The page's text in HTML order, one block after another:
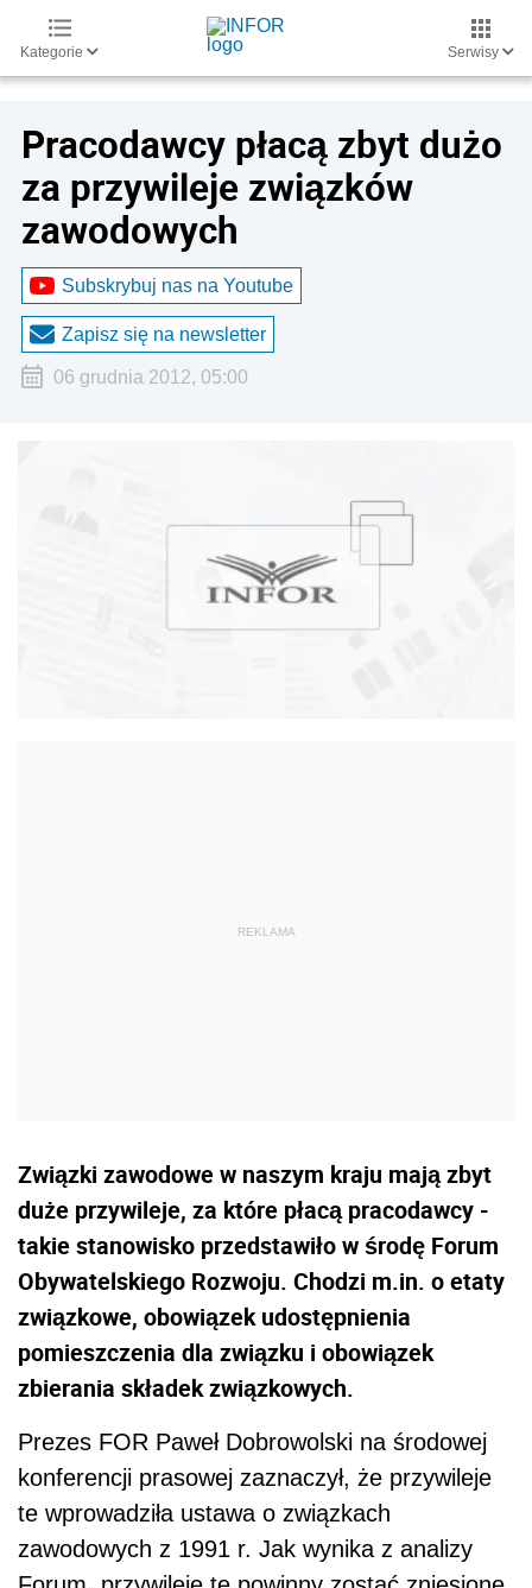
Kategorie Serwisy
Pracodawcy płacą zbyt dużo
za przywileje związków
zawodowych
Subskrybuj nas na Youtube
Zapisz się na newsletter
06 grudnia 2012, 05:00
Związki zawodowe w naszym kraju mają zbyt
duże przywileje, za które płacą pracodawcy -
takie stanowisko przedstawiło w środę Forum
Obywatelskiego Rozwoju. Chodzi m.in. o etaty
związkowe, obowiązek udostępnienia
pomieszczenia dla związku i obowiązek
zbierania składek związkowych.
Prezes FOR Paweł Dobrowolski na środowej
konferencji prasowej zaznaczył, że przywileje
te wprowadziła ustawa o związkach
zawodowych z 1991 r. Jak wynika z analizy